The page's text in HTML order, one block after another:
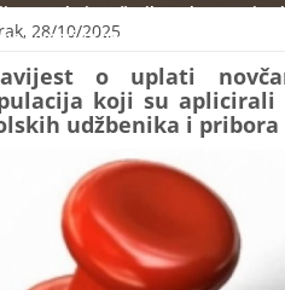
o uplati novčanih sredstava
pomoći za nabavku školskih
28/10/2025
o uplati
koji su aplicirali
udžbenika i pribora